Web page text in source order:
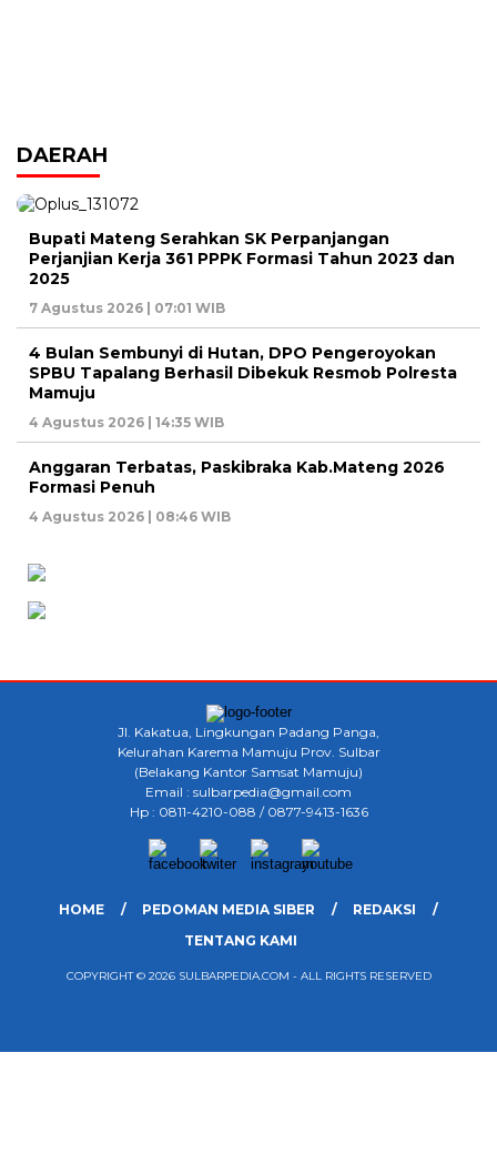
DAERAH
Bupati Mateng Serahkan SK Perpanjangan
Perjanjian Kerja 361 PPPK Formasi Tahun 2023 dan
2025
7 Agustus 2026 | 07:01 WIB
4 Bulan Sembunyi di Hutan, DPO Pengeroyokan
SPBU Tapalang Berhasil Dibekuk Resmob Polresta
Mamuju
4 Agustus 2026 | 14:35 WIB
Anggaran Terbatas, Paskibraka Kab.Mateng 2026
Formasi Penuh
4 Agustus 2026 | 08:46 WIB
Jl. Kakatua, Lingkungan Padang Panga,
Kelurahan Karema Mamuju Prov. Sulbar
(Belakang Kantor Samsat Mamuju)
Email : sulbarpedia@gmail.com
Hp : 0811-4210-088 / 0877-9413-1636
HOME PEDOMAN MEDIA SIBER
REDAKSI
TENTANG KAMI
COPYRIGHT © 2026 SULBARPEDIA.COM - ALL RIGHTS RESERVED